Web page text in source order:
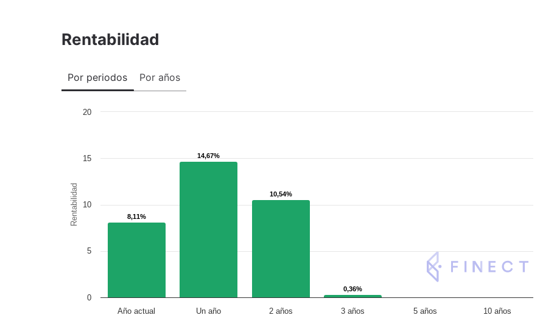
Rentabilidad
Por periodos Por años
Rentabilidad 8,11%
8,11%
14,67%
14,67%
10,54%
10,54%
0,36%
0,36%
Año actual Un año 2 años 3 años 5 años 10 años
0
5
10
15
20